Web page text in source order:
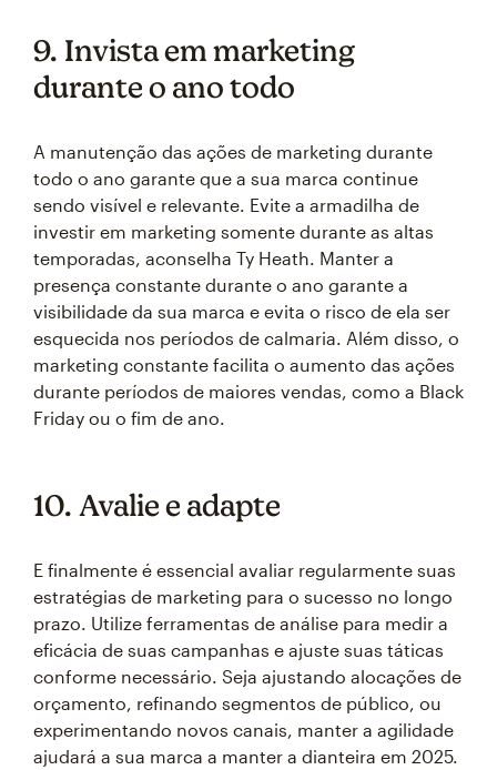
9. Invista em marketing
durante o ano todo
A manutenção das ações de marketing durante
todo o ano garante que a sua marca continue
sendo visível e relevante. Evite a armadilha de
investir em marketing somente durante as altas
temporadas, aconselha Ty Heath. Manter a
presença constante durante o ano garante a
visibilidade da sua marca e evita o risco de ela ser
esquecida nos períodos de calmaria. Além disso, o
marketing constante facilita o aumento das ações
durante períodos de maiores vendas, como a Black
Friday ou o fim de ano.
10. Avalie e adapte
E finalmente é essencial avaliar regularmente suas
estratégias de marketing para o sucesso no longo
prazo. Utilize ferramentas de análise para medir a
eficácia de suas campanhas e ajuste suas táticas
conforme necessário. Seja ajustando alocações de
orçamento, refinando segmentos de público, ou
experimentando novos canais, manter a agilidade
ajudará a sua marca a manter a dianteira em 2025.